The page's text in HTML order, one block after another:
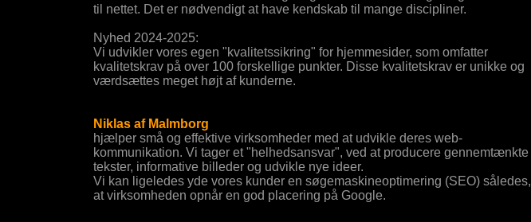
til nettet. Det er nødvendigt at have kendskab til mange discipliner.
Nyhed 2024-2025:
Vi udvikler vores egen "kvalitetssikring" for hjemmesider, som omfatter
kvalitetskrav på over 100 forskellige punkter. Disse kvalitetskrav er unikke og
værdsættes meget højt af kunderne.
Niklas af Malmborg
hjælper små og effektive virksomheder med at udvikle deres web-
kommunikation. Vi tager et "helhedsansvar", ved at producere gennemtænkte
tekster, informative billeder og udvikle nye ideer.
Vi kan ligeledes yde vores kunder en søgemaskineoptimering (SEO) således,
at virksomheden opnår en god placering på Google.